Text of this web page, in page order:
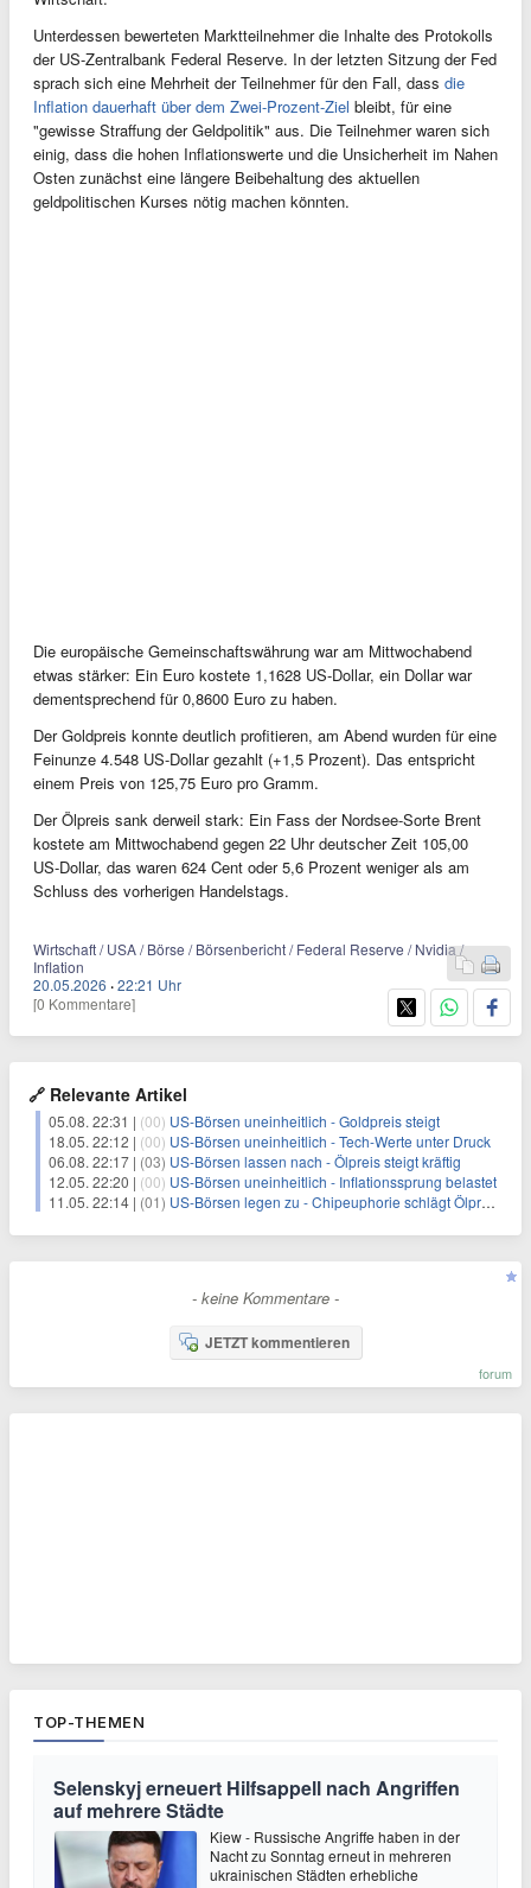
Unterdessen bewerteten Marktteilnehmer die Inhalte des Protokolls
der US-Zentralbank Federal Reserve. In der letzten Sitzung der Fed
sprach sich eine Mehrheit der Teilnehmer für den Fall, dass die
Inflation dauerhaft über dem Zwei-Prozent-Ziel bleibt, für eine
"gewisse Straffung der Geldpolitik" aus. Die Teilnehmer waren sich
einig, dass die hohen Inflationswerte und die Unsicherheit im Nahen
Osten zunächst eine längere Beibehaltung des aktuellen
geldpolitischen Kurses nötig machen könnten.
Die europäische Gemeinschaftswährung war am Mittwochabend
etwas stärker: Ein Euro kostete 1,1628 US-Dollar, ein Dollar war
dementsprechend für 0,8600 Euro zu haben.
Der Goldpreis konnte deutlich profitieren, am Abend wurden für eine
Feinunze 4.548 US-Dollar gezahlt (+1,5 Prozent). Das entspricht
einem Preis von 125,75 Euro pro Gramm.
Der Ölpreis sank derweil stark: Ein Fass der Nordsee-Sorte Brent
kostete am Mittwochabend gegen 22 Uhr deutscher Zeit 105,00
US-Dollar, das waren 624 Cent oder 5,6 Prozent weniger als am
Schluss des vorherigen Handelstags.
Wirtschaft / USA / Börse / Börsenbericht / Federal Reserve / Nvidia /
Inflation
20.05.2026 ·22:21 Uhr
[0 Kommentare]
🔗 Relevante Artikel
05.08. 22:31 | (00) US-Börsen uneinheitlich - Goldpreis steigt
18.05. 22:12 | (00) US-Börsen uneinheitlich - Tech-Werte unter Druck
06.08. 22:17 | (03) US-Börsen lassen nach - Ölpreis steigt kräftig
12.05. 22:20 | (00) US-Börsen uneinheitlich - Inflationssprung belastet
11.05. 22:14 | (01) US-Börsen legen zu - Chipeuphorie schlägt Ölpreisschock
- keine Kommentare -
JETZT kommentieren
forum
TOP-THEMEN
Selenskyj erneuert Hilfsappell nach Angriffen
auf mehrere Städte
Kiew - Russische Angriffe haben in der
Nacht zu Sonntag erneut in mehreren
ukrainischen Städten erhebliche